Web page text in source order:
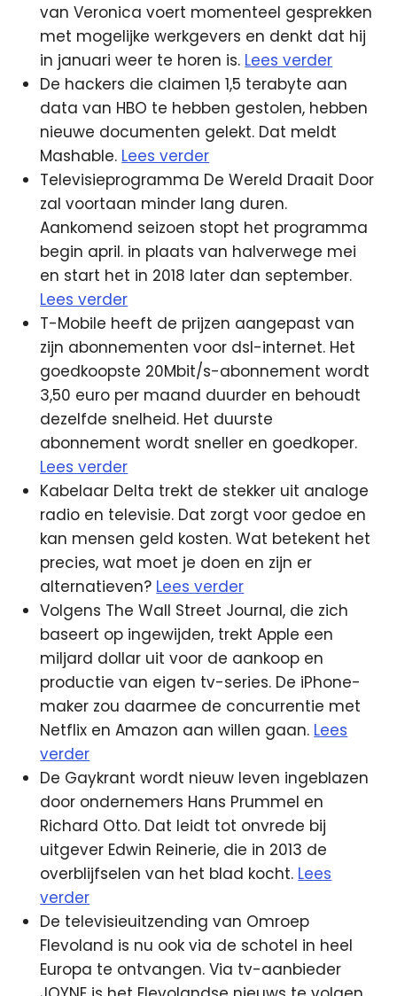
van Veronica voert momenteel gesprekken
met mogelijke werkgevers en denkt dat hij
in januari weer te horen is. Lees verder
De hackers die claimen 1,5 terabyte aan
data van HBO te hebben gestolen, hebben
nieuwe documenten gelekt. Dat meldt
Mashable. Lees verder
Televisieprogramma De Wereld Draait Door
zal voortaan minder lang duren.
Aankomend seizoen stopt het programma
begin april. in plaats van halverwege mei
en start het in 2018 later dan september.
Lees verder
T-Mobile heeft de prijzen aangepast van
zijn abonnementen voor dsl-internet. Het
goedkoopste 20Mbit/s-abonnement wordt
3,50 euro per maand duurder en behoudt
dezelfde snelheid. Het duurste
abonnement wordt sneller en goedkoper.
Lees verder
Kabelaar Delta trekt de stekker uit analoge
radio en televisie. Dat zorgt voor gedoe en
kan mensen geld kosten. Wat betekent het
precies, wat moet je doen en zijn er
alternatieven? Lees verder
Volgens The Wall Street Journal, die zich
baseert op ingewijden, trekt Apple een
miljard dollar uit voor de aankoop en
productie van eigen tv-series. De iPhone-
maker zou daarmee de concurrentie met
Netflix en Amazon aan willen gaan. Lees
verder
De Gaykrant wordt nieuw leven ingeblazen
door ondernemers Hans Prummel en
Richard Otto. Dat leidt tot onvrede bij
uitgever Edwin Reinerie, die in 2013 de
overblijfselen van het blad kocht. Lees
verder
De televisieuitzending van Omroep
Flevoland is nu ook via de schotel in heel
Europa te ontvangen. Via tv-aanbieder